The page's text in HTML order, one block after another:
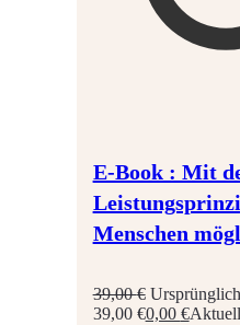
E-Book : Mit
Menschen
39,00€
39,00 €0,00 €